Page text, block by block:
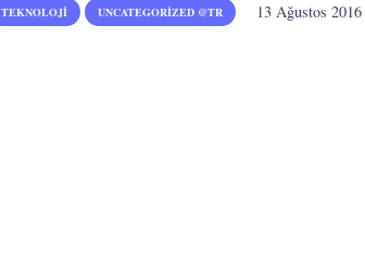
TEKNOLOJI UNCATEGORIZED @TR 13 Ağustos 2016